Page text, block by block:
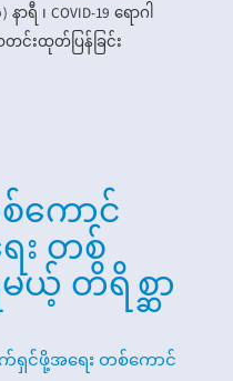
၊ COVID-19 ရောဂါ
းထုတ်ပြန်ခြင်း
ကောင်
း တစ်
ယ့် တိရိစ္ဆာ